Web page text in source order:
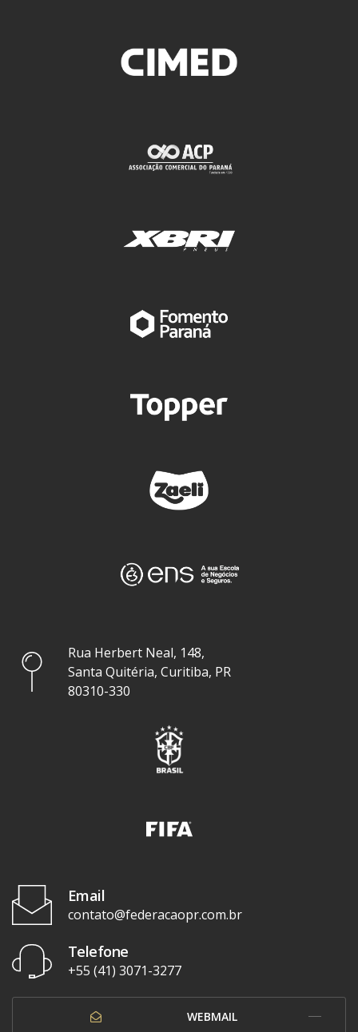
Rua Herbert Neal, 148,
Santa Quitéria, Curitiba, PR
80310-330
Email
contato@federacaopr.com.br
Telefone
+55 (41) 3071-3277
WEBMAIL